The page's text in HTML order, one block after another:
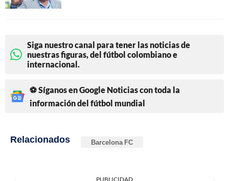
Siga nuestro canal para tener las noticias de
nuestras figuras, del fútbol colombiano e
internacional.
⚽ Síganos en Google Noticias con toda la
información del fútbol mundial
Relacionados Barcelona FC
PUBLICIDAD